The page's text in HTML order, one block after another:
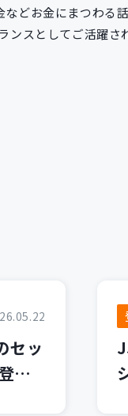
どお金にまつわる
ンスとしてご活躍
セッ
壇